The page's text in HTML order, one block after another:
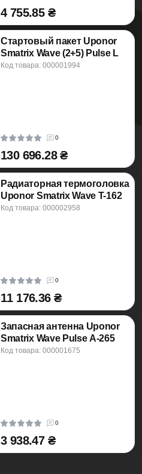
4 755.85 ₴
Стартовый пакет Uponor
Smatrix Wave (2+5) Pulse L
Код товара: 000001994
0
130 696.28 ₴
Радиаторная термоголовка
Uponor Smatrix Wave T-162
Код товара: 000002958
0
11 176.36 ₴
Запасная антенна Uponor
Smatrix Wave Pulse A-265
Код товара: 000001675
0
3 938.47 ₴